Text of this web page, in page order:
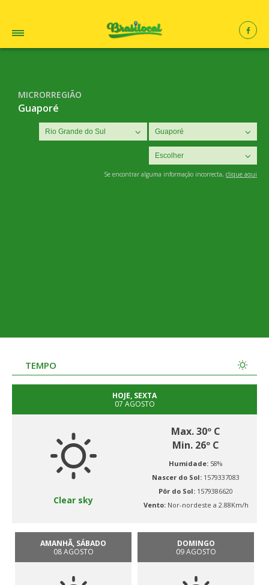
MICRORREGIÃO
Guaporé
Se encontrar alguma informação incorrecta, clique aqui
TEMPO
HOJE, SEXTA
07 AGOSTO
Clear sky
Max. 30º C
Min. 26º C
Humidade: 58%
Nascer do Sol: 1579337083
Pôr do Sol: 1579386620
Vento: Nor-nordeste a 2.88Km/h
AMANHÃ, SÁBADO
08 AGOSTO
DOMINGO
09 AGOSTO